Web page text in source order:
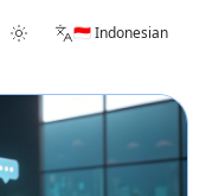
🇮🇩 Indonesian